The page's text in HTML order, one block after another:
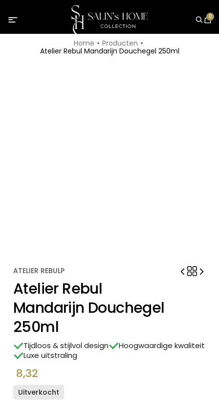
0
Home
Producten
Atelier Rebul Mandarijn Douchegel 250ml
ATELIER REBULP
Atelier Rebul
Mandarijn Douchegel
250ml
Tijdloos & stijlvol design
Hoogwaardige kwaliteit
Luxe uitstraling
8,32
Uitverkocht